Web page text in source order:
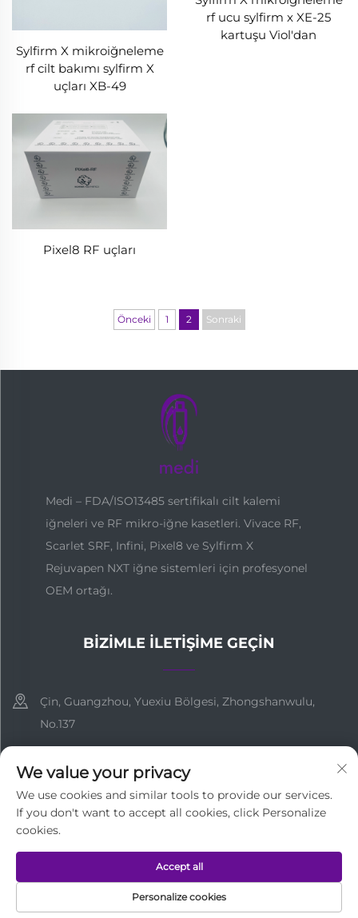
Sylfirm X mikroiğneleme
rf cilt bakımı sylfirm X
uçları XB-49
rf ucu sylfirm x XE-25
kartuşu Viol'dan
Pixel8 RF uçları
Önceki 1 2 Sonraki
Medi – FDA/ISO13485 sertifikalı cilt kalemi
iğneleri ve RF mikro-iğne kasetleri. Vivace RF,
Scarlet SRF, Infini, Pixel8 ve Sylfirm X
Rejuvapen NXT iğne sistemleri için profesyonel
OEM ortağı.
BIZIMLE İLETIŞIME GEÇIN
Çin, Guangzhou, Yuexiu Bölgesi, Zhongshanwulu,
No.137
[email protected]
Tüm Hakları Saklıdır © Guangzhou Medi Technology Co.,Ltd
Gizlilik Politikası
We value your privacy
We use cookies and similar tools to provide our services.
If you don't want to accept all cookies, click Personalize
cookies.
Personalize cookies
Accept all